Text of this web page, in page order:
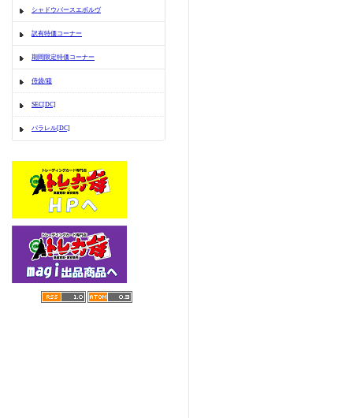
シャドウバースエボルヴ
訳有特価コーナー
期間限定特価コーナー
侍袋/箱
SEC[DC]
パラレル[DC]